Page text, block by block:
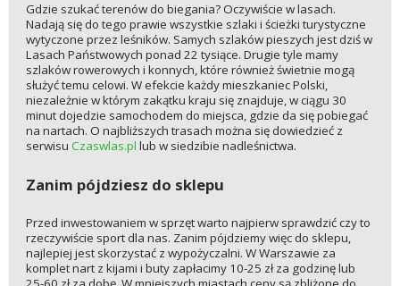
Gdzie szukać terenów do biegania? Oczywiście w lasach.
Nadają się do tego prawie wszystkie szlaki i ścieżki turystyczne
wytyczone przez leśników. Samych szlaków pieszych jest dziś w
Lasach Państwowych ponad 22 tysiące. Drugie tyle mamy
szlaków rowerowych i konnych, które również świetnie mogą
służyć temu celowi. W efekcie każdy mieszkaniec Polski,
niezależnie w którym zakątku kraju się znajduje, w ciągu 30
minut dojedzie samochodem do miejsca, gdzie da się pobiegać
na nartach. O najbliższych trasach można się dowiedzieć z
serwisu Czaswlas.pl lub w siedzibie nadleśnictwa.
Zanim pójdziesz do sklepu
Przed inwestowaniem w sprzęt warto najpierw sprawdzić czy to
rzeczywiście sport dla nas. Zanim pójdziemy więc do sklepu,
najlepiej jest skorzystać z wypożyczalni. W Warszawie za
komplet nart z kijami i buty zapłacimy 10-25 zł za godzinę lub